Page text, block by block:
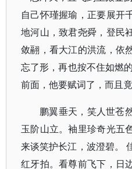
自己怀瑾握瑜，正要展开
地河山，致君尧舜，登民
敛翮，看大江的洪流，依
忘了形，再也按不住如燃
前面，他要赋词了，而且
鹏翼垂天，笑人世苍
玉阶山立。袖里珍奇光五
来谈笑护长江，波澄碧。
红牙拍。看尊前飞下，日